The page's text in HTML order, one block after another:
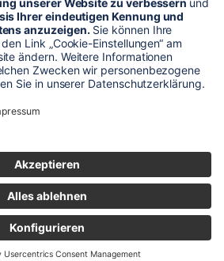
zzgl. Mehrwertsteuer und Versandkosten
richtet sich nur an gewerbliche
(netto) des Herstellers
erhalten in jedem Fall ein Angebot bzw.
Auftragsbestätigung.
entsprechen nicht immer
sie können ähnliche Produkte zeigen.
GmbH |Impressum